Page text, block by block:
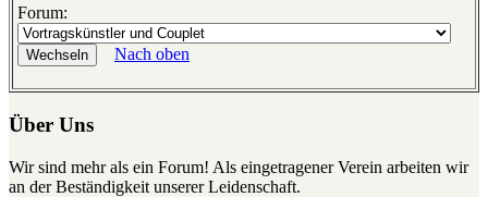
Forum:
Nach oben
Über Uns
Wir sind mehr als ein Forum! Als eingetragener Verein arbeiten wir
an der Beständigkeit unserer Leidenschaft.